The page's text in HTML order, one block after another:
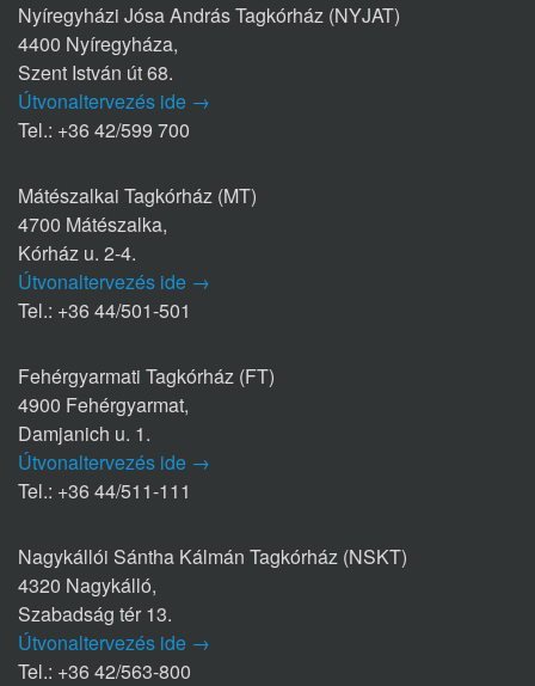
Nyíregyházi Jósa András Tagkórház (NYJAT)
4400 Nyíregyháza,
Szent István út 68.
Útvonaltervezés ide →
Tel.: +36 42/599 700
Mátészalkai Tagkórház (MT)
4700 Mátészalka,
Kórház u. 2-4.
Útvonaltervezés ide →
Tel.: +36 44/501-501
Fehérgyarmati Tagkórház (FT)
4900 Fehérgyarmat,
Damjanich u. 1.
Útvonaltervezés ide →
Tel.: +36 44/511-111
Nagykállói Sántha Kálmán Tagkórház (NSKT)
4320 Nagykálló,
Szabadság tér 13.
Útvonaltervezés ide →
Tel.: +36 42/563-800